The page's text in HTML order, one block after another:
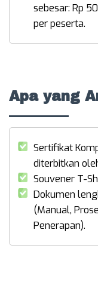
sebesar: Rp
per peserta.
Apa yang
Sertifikat
diterbitkan
Souvener T-
Dokumen
(Manual,
Penerapan).